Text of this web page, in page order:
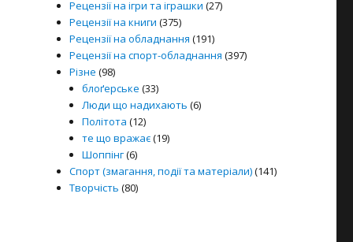
Рецензії на ігри та іграшки (27)
Рецензії на книги (375)
Рецензії на обладнання (191)
Рецензії на спорт-обладнання (397)
Різне (98)
блоґерське (33)
Люди що надихають (6)
Політота (12)
те що вражає(19)
Шоппінг(6)
Спорт (змагання, події та матеріали)(141)
Творчість (80)